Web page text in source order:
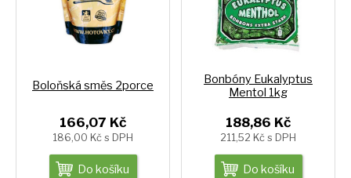
Boloňská směs 2porce
166,07 Kč
186,00 Kč s DPH
Do košíku
Bonbóny Eukalyptus
Mentol 1kg
188,86 Kč
211,52 Kč s DPH
Do košíku